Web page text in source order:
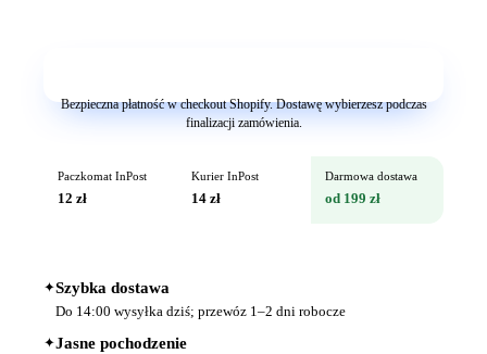
Bezpieczna płatność w checkout Shopify. Dostawę wybierzesz podczas
finalizacji zamówienia.
Paczkomat InPost
12 zł
Kurier InPost
14 zł
Darmowa dostawa
od 199 zł
✦Szybka dostawa
Do 14:00 wysyłka dziś; przewóz 1–2 dni robocze
✦Jasne pochodzenie